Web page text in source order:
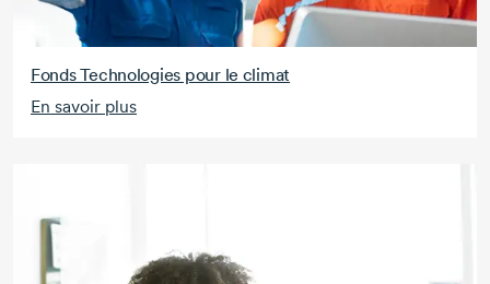
Fonds Technologies pour le climat
En savoir plus